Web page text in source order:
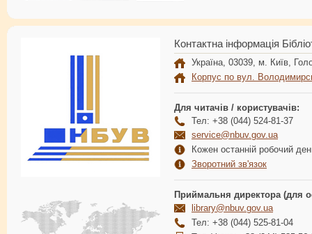
Контактна інформація
Україна, 03039, м. Київ,
Корпус по вул.
Для читачів / користувачів:
Тел: +38 (044) 524-81-37
service@nbuv.gov.ua
Кожен останній робочий
Зворотний зв'язок
Приймальня директора (для
library@nbuv.gov.ua
Тел: +38 (044) 525-81-04